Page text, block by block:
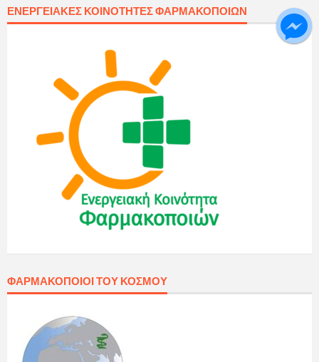
ΕΝΕΡΓΕΙΑΚΈΣ ΚΟΙΝΌΤΗΤΕΣ ΦΑΡΜΑΚΟΠΟΙΏΝ
ΦΑΡΜΑΚΟΠΟΙΟΊ ΤΟΥ ΚΌΣΜΟΥ